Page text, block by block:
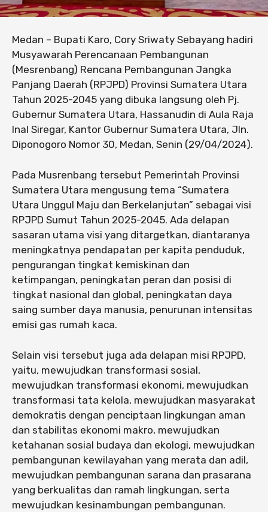
Medan – Bupati Karo, Cory Sriwaty Sebayang hadiri
Musyawarah Perencanaan Pembangunan
(Mesrenbang) Rencana Pembangunan Jangka
Panjang Daerah (RPJPD) Provinsi Sumatera Utara
Tahun 2025-2045 yang dibuka langsung oleh Pj.
Gubernur Sumatera Utara, Hassanudin di Aula Raja
Inal Siregar, Kantor Gubernur Sumatera Utara, Jln.
Diponogoro Nomor 30, Medan, Senin (29/04/2024).
Pada Musrenbang tersebut Pemerintah Provinsi
Sumatera Utara mengusung tema “Sumatera
Utara Unggul Maju dan Berkelanjutan” sebagai visi
RPJPD Sumut Tahun 2025-2045. Ada delapan
sasaran utama visi yang ditargetkan, diantaranya
meningkatnya pendapatan per kapita penduduk,
pengurangan tingkat kemiskinan dan
ketimpangan, peningkatan peran dan posisi di
tingkat nasional dan global, peningkatan daya
saing sumber daya manusia, penurunan intensitas
emisi gas rumah kaca.
Selain visi tersebut juga ada delapan misi RPJPD,
yaitu, mewujudkan transformasi sosial,
mewujudkan transformasi ekonomi, mewujudkan
transformasi tata kelola, mewujudkan masyarakat
demokratis dengan penciptaan lingkungan aman
dan stabilitas ekonomi makro, mewujudkan
ketahanan sosial budaya dan ekologi, mewujudkan
pembangunan kewilayahan yang merata dan adil,
mewujudkan pembangunan sarana dan prasarana
yang berkualitas dan ramah lingkungan, serta
mewujudkan kesinambungan pembangunan.